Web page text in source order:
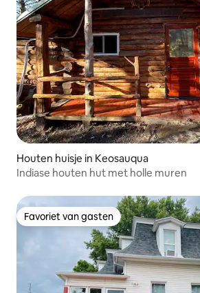
Houten huisje in Keosauqua
Indiase houten hut met holle muren
Favoriet van gasten
Favoriet van gasten